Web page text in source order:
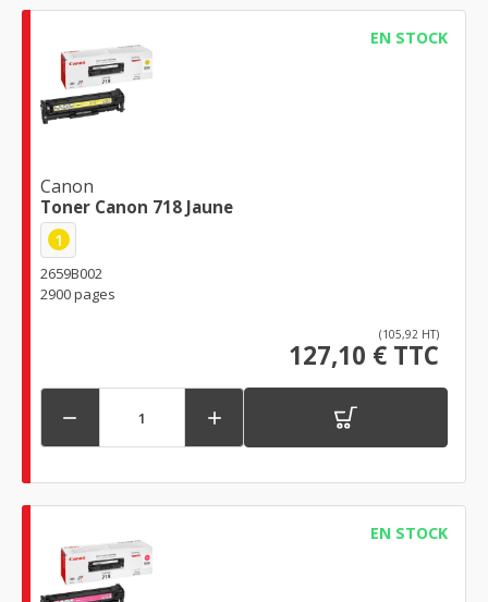
EN STOCK
Canon
Toner Canon 718 Jaune
1
2659B002
2900 pages
(105,92 HT)
127,10 € TTC
 
EN STOCK